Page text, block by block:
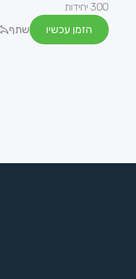
300 יחידות
הזמן עכשיו
שתף